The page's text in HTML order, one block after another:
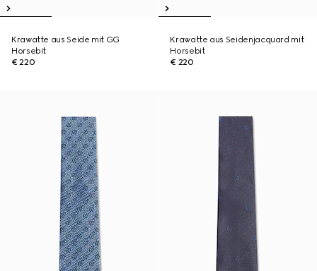
Krawatte aus Seide mit GG
Horsebit
€ 220
Krawatte aus Seidenjacquard mit
Horsebit
€ 220